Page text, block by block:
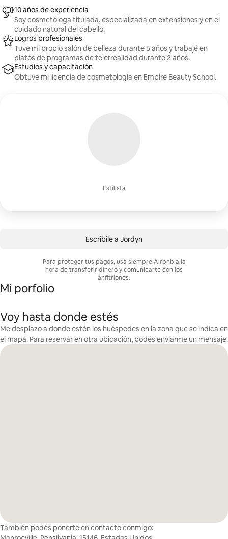
Estilista
10 años de experiencia
Soy cosmetóloga titulada, especializada en extensiones y en el
cuidado natural del cabello.
Logros profesionales
Tuve mi propio salón de belleza durante 5 años y trabajé en
platós de programas de telerrealidad durante 2 años.
Estudios y capacitación
Obtuve mi licencia de cosmetología en Empire Beauty School.
Escribile a Jordyn
Para proteger tus pagos, usá siempre Airbnb a la
hora de transferir dinero y comunicarte con los
anfitriones.
Mi porfolio
Voy hasta donde estés
Me desplazo a donde estén los huéspedes en la zona que se indica en
el mapa. Para reservar en otra ubicación, podés enviarme un mensaje.
También podés ponerte en contacto conmigo: